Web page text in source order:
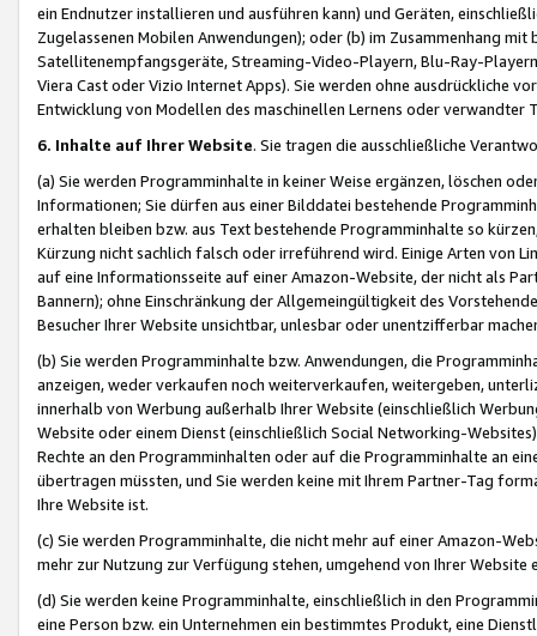
ein Endnutzer installieren und ausführen kann) und Geräten,
Zugelassenen Mobilen Anwendungen); oder (b) im Zusammenhang
Satellitenempfangsgeräte, Streaming-Video-Playern, Blu-Ray-
Viera Cast oder Vizio Internet Apps). Sie werden ohne ausdrückliche
Entwicklung von Modellen des maschinellen Lernens oder
6. Inhalte auf Ihrer Website. Sie tragen die ausschließliche
(a) Sie werden Programminhalte in keiner Weise ergänzen, löschen
Informationen; Sie dürfen aus einer Bilddatei bestehende
erhalten bleiben bzw. aus Text bestehende Programminhalte so
Kürzung nicht sachlich falsch oder irreführend wird. Einige Arten von
auf eine Informationsseite auf einer Amazon-Website, der nicht als
Bannern); ohne Einschränkung der Allgemeingültigkeit des
Besucher Ihrer Website unsichtbar, unlesbar oder unentzifferbar
(b) Sie werden Programminhalte bzw. Anwendungen, die
anzeigen, weder verkaufen noch weiterverkaufen, weitergeben,
innerhalb von Werbung außerhalb Ihrer Website (einschließlich
Website oder einem Dienst (einschließlich Social Networking-
Rechte an den Programminhalten oder auf die Programminhalte an
übertragen müssten, und Sie werden keine mit Ihrem Partner-Tag
Ihre Website ist.
(c) Sie werden Programminhalte, die nicht mehr auf einer Amazon-
mehr zur Nutzung zur Verfügung stehen, umgehend von Ihrer
(d) Sie werden keine Programminhalte, einschließlich in den
eine Person bzw. ein Unternehmen ein bestimmtes Produkt, eine